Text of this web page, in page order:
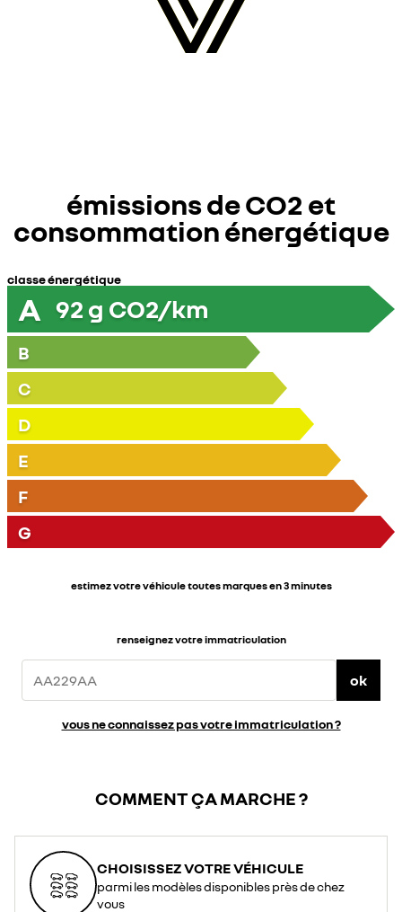
émissions de CO2 et
consommation énergétique
classe énergétique
A 92 g CO2/km
B
C
D
E
F
G
estimez votre véhicule toutes marques en 3 minutes
renseignez votre immatriculation
ok
vous ne connaissez pas votre immatriculation ?
COMMENT ÇA MARCHE ?
CHOISISSEZ VOTRE VÉHICULE
parmi les modèles disponibles près de chez
vous